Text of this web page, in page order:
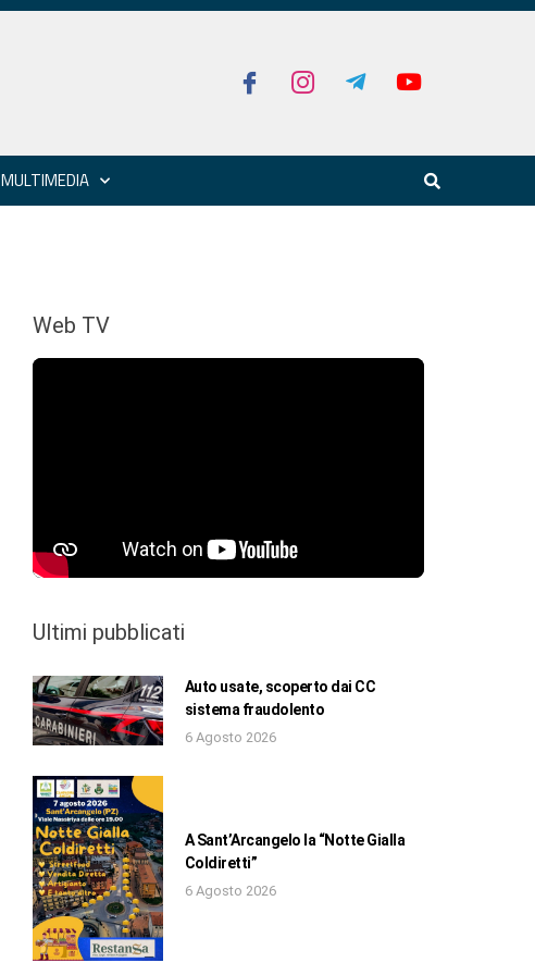
MULTIMEDIA
Web TV
Ultimi pubblicati
Auto usate, scoperto dai CC
sistema fraudolento
6 Agosto 2026
A Sant’Arcangelo la “Notte Gialla
Coldiretti”
6 Agosto 2026